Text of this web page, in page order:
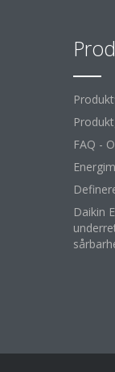
FAQ -
Daikin